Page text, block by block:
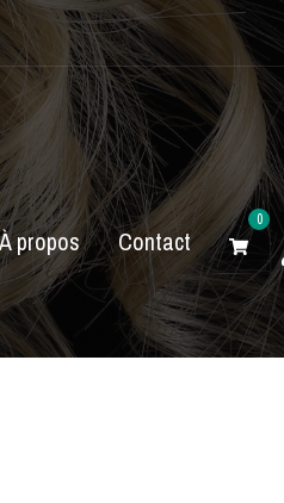
À propos Contact
0